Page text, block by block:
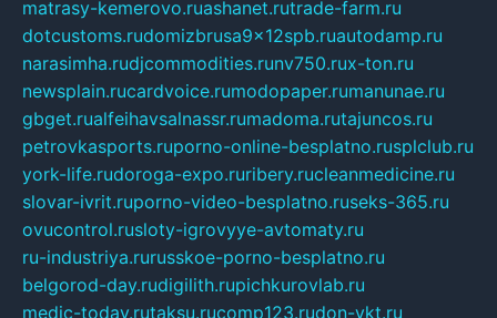
matrasy-kemerovo.ruashanet.rutrade-farm.ru
dotcustoms.rudomizbrusa9x12spb.ruautodamp.ru
narasimha.rudjcommodities.runv750.rux-ton.ru
newsplain.rucardvoice.rumodopaper.rumanunae.ru
gbget.rualfeihavsalnassr.rumadoma.rutajuncos.ru
petrovkasports.ruporno-online-besplatno.rusplclub.ru
york-life.rudoroga-expo.ruribery.rucleanmedicine.ru
slovar-ivrit.ruporno-video-besplatno.ruseks-365.ru
ovucontrol.rusloty-igrovyye-avtomaty.ru
ru-industriya.rurusskoe-porno-besplatno.ru
belgorod-day.rudigilith.rupichkurovlab.ru
medic-today.rutaksu.rucomp123.rudon-ykt.ru